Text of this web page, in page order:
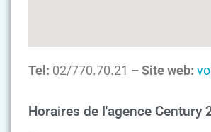
Tel: 02/770.70.21 – Site web:
Horaires de l'agence Century